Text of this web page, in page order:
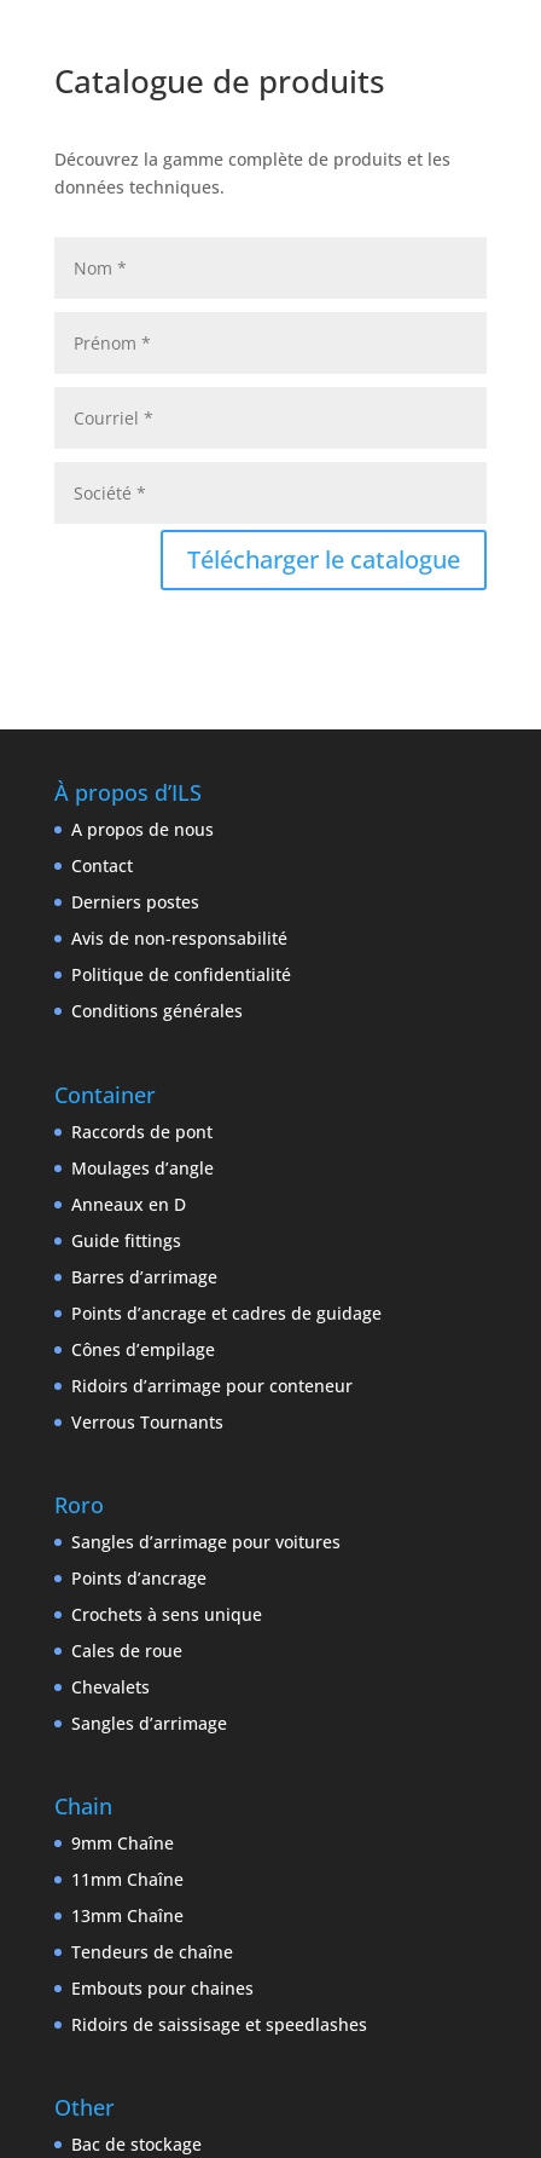
Catalogue de produits
Découvrez la gamme complète de produits et les
données techniques.
Télécharger le catalogue
À propos d’ILS
A propos de nous
Contact
Derniers postes
Avis de non-responsabilité
Politique de confidentialité
Conditions générales
Container
Raccords de pont
Moulages d’angle
Anneaux en D
Guide fittings
Barres d’arrimage
Points d’ancrage et cadres de guidage
Cônes d’empilage
Ridoirs d’arrimage pour conteneur
Verrous Tournants
Roro
Sangles d’arrimage pour voitures
Points d’ancrage
Crochets à sens unique
Cales de roue
Chevalets
Sangles d’arrimage
Chain
9mm Chaîne
11mm Chaîne
13mm Chaîne
Tendeurs de chaîne
Embouts pour chaines
Ridoirs de saissisage et speedlashes
Other
Bac de stockage